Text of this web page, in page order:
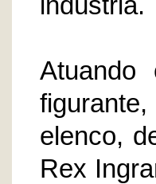
Atuando
elenco,
Rex